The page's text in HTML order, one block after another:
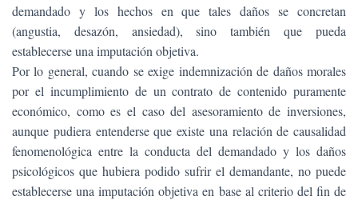
demandado y los hechos en que tales daños se concretan
(angustia, desazón, ansiedad), sino también que pueda
establecerse una imputación objetiva.
Por lo general, cuando se exige indemnización de daños morales
por el incumplimiento de un contrato de contenido puramente
económico, como es el caso del asesoramiento de inversiones,
aunque pudiera entenderse que existe una relación de causalidad
fenomenológica entre la conducta del demandado y los daños
psicológicos que hubiera podido sufrir el demandante, no puede
establecerse una imputación objetiva en base al criterio del fin de